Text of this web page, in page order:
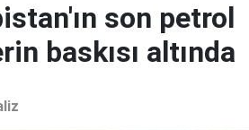
son petrol
baskısı altında